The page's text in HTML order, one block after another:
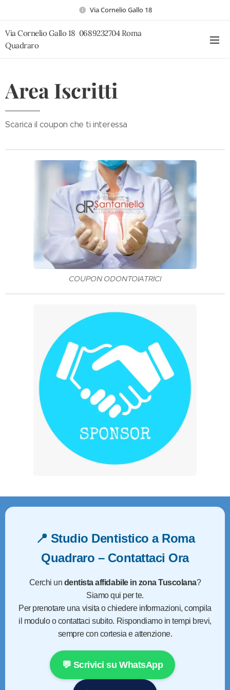
Via Cornelio Gallo 18
Via Cornelio Gallo 18 0689232704 Roma
Quadraro
Area Iscritti
Scarica il coupon che ti interessa
COUPON ODONTOIATRICI
📍 Studio Dentistico a Roma
Quadraro – Contattaci Ora
Cerchi un dentista affidabile in zona Tuscolana?
Siamo qui per te.
Per prenotare una visita o chiedere informazioni, compila
il modulo o contattaci subito. Rispondiamo in tempi brevi,
sempre con cortesia e attenzione.
💬 Scrivici su WhatsApp